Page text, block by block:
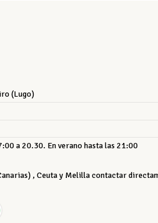
(Lugo)
a 20.30. En verano hasta las 21:00
, Ceuta y Melilla contactar